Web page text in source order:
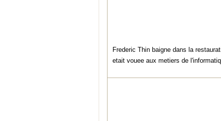
Frederic Thin baigne dans la
etait vouee aux metiers de